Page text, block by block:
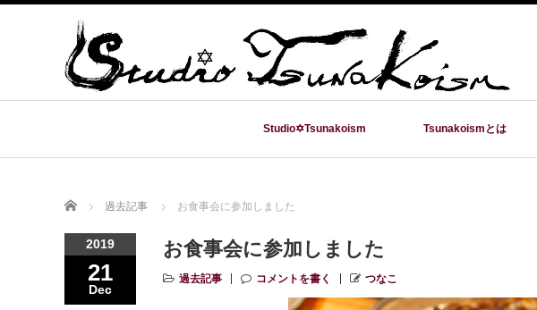
Studio✡Tsunakoism Tsunakoismとは
Home 過去記事 お食事会に参加しました
2019
21
Dec
お食事会に参加しました
過去記事 コメントを書く つなこ